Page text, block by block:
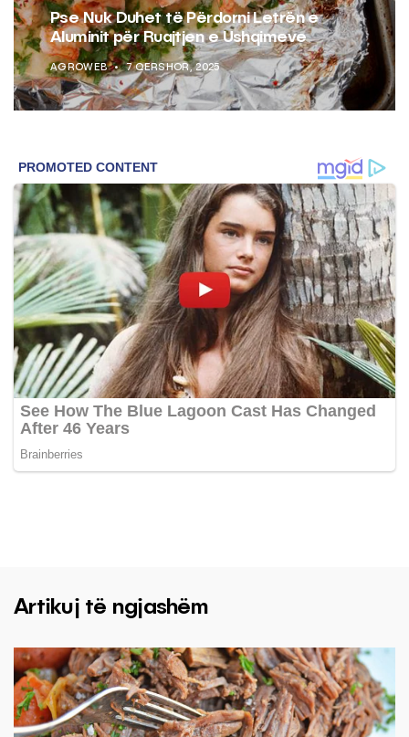
Pse Nuk Duhet të Përdorni Letrën e
Aluminit për Ruajtjen e Ushqimeve
AGROWEB 7 QERSHOR, 2025
Artikuj të ngjashëm